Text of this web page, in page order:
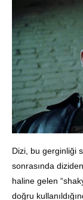
Dizi, bu gerginliği
sonrasında
haline gelen
doğru